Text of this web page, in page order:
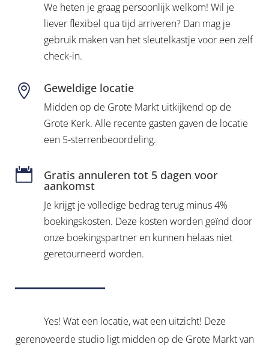
We heten je graag persoonlijk welkom! Wil je
liever flexibel qua tijd arriveren? Dan mag je
gebruik maken van het sleutelkastje voor een zelf
check-in.
 Geweldige locatie
Midden op de Grote Markt uitkijkend op de
Grote Kerk. Alle recente gasten gaven de locatie
een 5-sterrenbeoordeling.
 Gratis annuleren tot 5 dagen voor
aankomst
Je krijgt je volledige bedrag terug minus 4%
boekingskosten. Deze kosten worden geïnd door
onze boekingspartner en kunnen helaas niet
geretourneerd worden.
Yes! Wat een locatie, wat een uitzicht! Deze
gerenoveerde studio ligt midden op de Grote Markt van